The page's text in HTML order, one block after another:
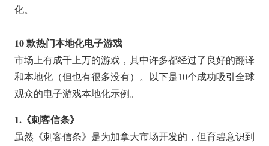
化。
10 款热门本地化电子游戏
市场上有成千上万的游戏，其中许多都经过了良好的翻译
和本地化（但也有很多没有）。以下是10个成功吸引全球
观众的电子游戏本地化示例。
1.《刺客信条》
虽然《刺客信条》是为加拿大市场开发的，但育碧意识到